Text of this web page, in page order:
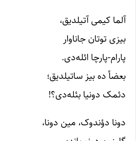
آلما کیمی آتیلدیق،
بیزی توتان جاناوار
پارام-پارچا ائله‌دی.
بعضاً ده بیز ساتیلدیق؛
دئمک دونیا بئله‌دی؟!
دونا دؤندوک، مین دونا،